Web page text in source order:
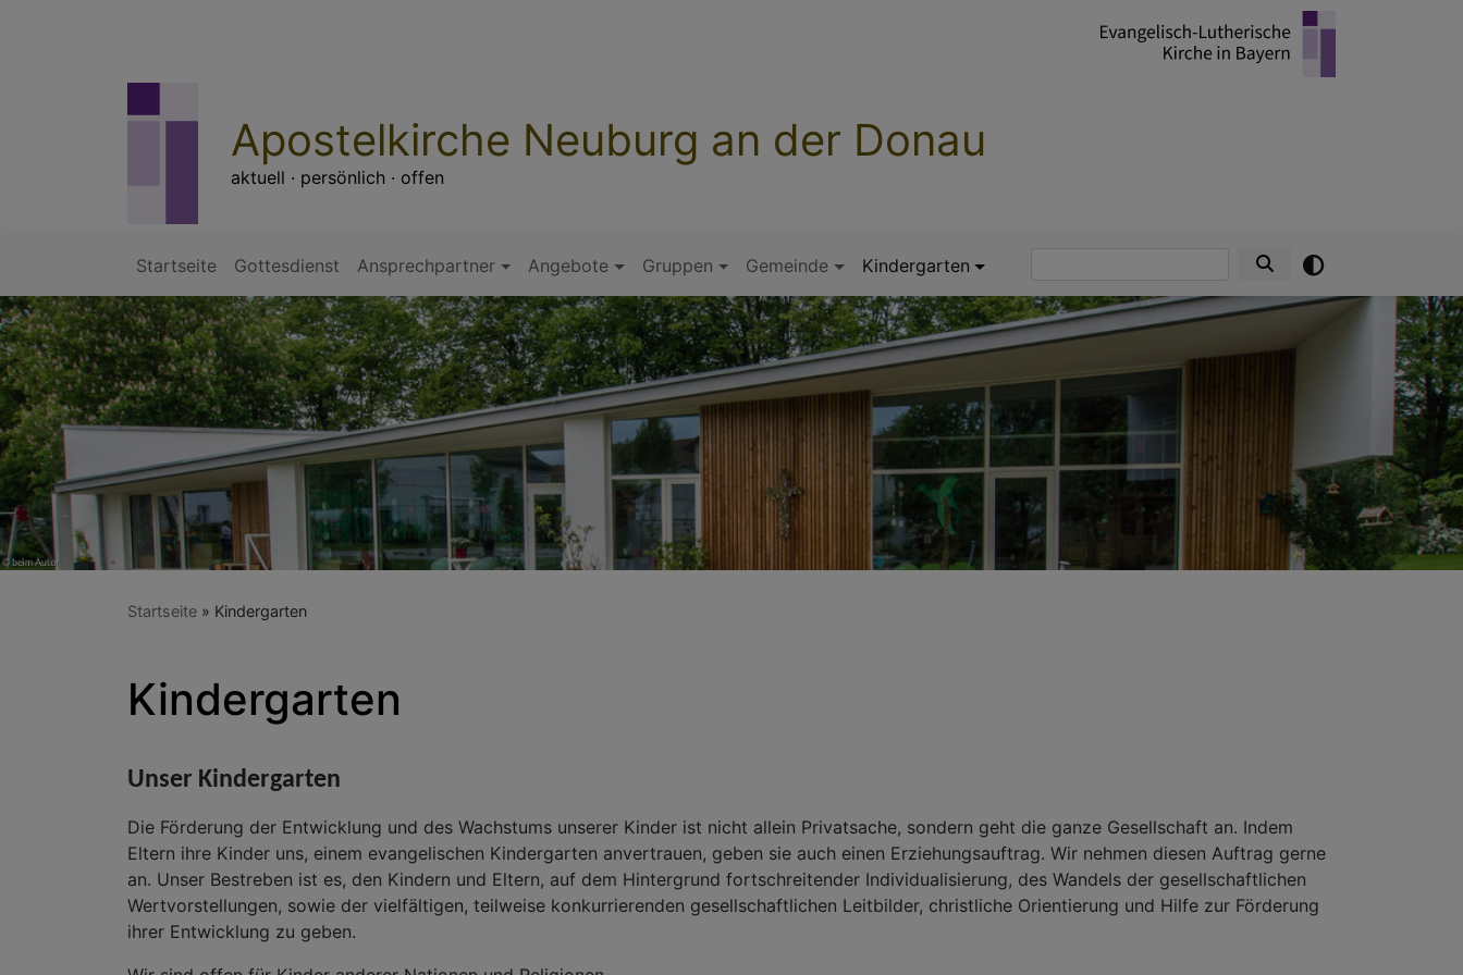
Apostelkirche Neuburg an der Donau
aktuell · persönlich · offen
Hauptnavigation
Startseite Gottesdienst Ansprechpartner Angebote Gruppen Gemeinde Kindergarten
Startseite Kindergarten
Kindergarten
Unser Kindergarten
Die Förderung der Entwicklung und des Wachstums unserer Kinder ist nicht allein Privatsache, sondern geht die ganze Gesellschaft an. Indem
Eltern ihre Kinder uns, einem evangelischen Kindergarten anvertrauen, geben sie auch einen Erziehungsauftrag. Wir nehmen diesen Auftrag gerne
an. Unser Bestreben ist es, den Kindern und Eltern, auf dem Hintergrund fortschreitender Individualisierung, des Wandels der gesellschaftlichen
Wertvorstellungen, sowie der vielfältigen, teilweise konkurrierenden gesellschaftlichen Leitbilder, christliche Orientierung und Hilfe zur Förderung
ihrer Entwicklung zu geben.